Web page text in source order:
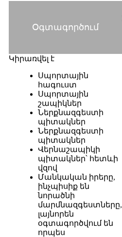
Օգտագործում
Կիրառվել է
Սպորտային
հագուստ
Սպորտային
շապիկներ
Ներքնազգեստի
պիտակներ
Ներքնազգեստի
պիտակներ
Վերնաշապիկի
պիտակներ՝ հետևի
վզով
Մանկական իրերը,
ինչպիսիք են
նորածնի
մարմնազգեստները,
լայնորեն
օգտագործվում են
որպես